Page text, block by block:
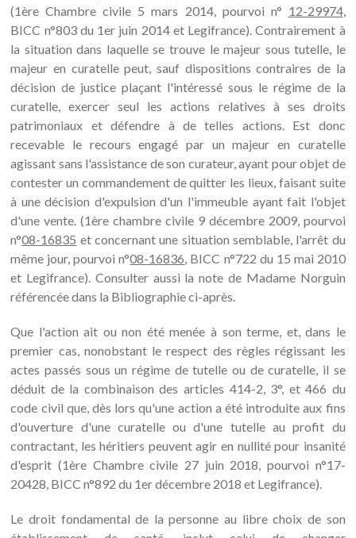
(1ère Chambre civile 5 mars 2014, pourvoi n° 12-29974,
BICC n°803 du 1er juin 2014 et Legifrance). Contrairement à
la situation dans laquelle se trouve le majeur sous tutelle, le
majeur en curatelle peut, sauf dispositions contraires de la
décision de justice plaçant l'intéressé sous le régime de la
curatelle, exercer seul les actions relatives à ses droits
patrimoniaux et défendre à de telles actions. Est donc
recevable le recours engagé par un majeur en curatelle
agissant sans l'assistance de son curateur, ayant pour objet de
contester un commandement de quitter les lieux, faisant suite
à une décision d'expulsion d'un l'immeuble ayant fait l'objet
d'une vente. (1ère chambre civile 9 décembre 2009, pourvoi
n°08-16835 et concernant une situation semblable, l'arrêt du
même jour, pourvoi n°08-16836, BICC n°722 du 15 mai 2010
et Legifrance). Consulter aussi la note de Madame Norguin
référencée dans la Bibliographie ci-après.
Que l'action ait ou non été menée à son terme, et, dans le
premier cas, nonobstant le respect des règles régissant les
actes passés sous un régime de tutelle ou de curatelle, il se
déduit de la combinaison des articles 414-2, 3°, et 466 du
code civil que, dès lors qu'une action a été introduite aux fins
d'ouverture d'une curatelle ou d'une tutelle au profit du
contractant, les héritiers peuvent agir en nullité pour insanité
d'esprit (1ère Chambre civile 27 juin 2018, pourvoi n°17-
20428, BICC n°892 du 1er décembre 2018 et Legifrance).
Le droit fondamental de la personne au libre choix de son